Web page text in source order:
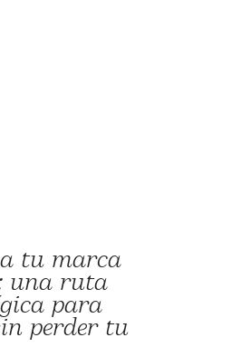
tu marca
una ruta
para
perder tu